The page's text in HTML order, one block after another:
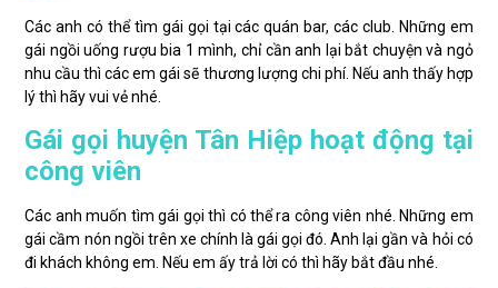
Các anh có thể tìm gái gọi tại các quán bar, các club. Những em
gái ngồi uống rượu bia 1 mình, chỉ cần anh lại bắt chuyện và ngỏ
nhu cầu thì các em gái sẽ thương lượng chi phí. Nếu anh thấy hợp
lý thì hãy vui vẻ nhé.
Gái gọi huyện Tân Hiệp hoạt động tại
công viên
Các anh muốn tìm gái gọi thì có thể ra công viên nhé. Những em
gái cầm nón ngồi trên xe chính là gái gọi đó. Anh lại gần và hỏi có
đi khách không em. Nếu em ấy trả lời có thì hãy bắt đầu nhé.